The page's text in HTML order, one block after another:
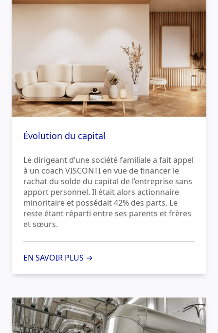
Évolution du capital
Le dirigeant d’une société familiale a fait appel
à un coach VISCONTI en vue de financer le
rachat du solde du capital de l’entreprise sans
apport personnel. Il était alors actionnaire
minoritaire et possédait 42% des parts. Le
reste étant réparti entre ses parents et frères
et sœurs.
EN SAVOIR PLUS →